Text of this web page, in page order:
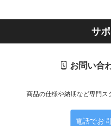
サ
お問い合
商品の仕様や納期など専門ス
電話でお